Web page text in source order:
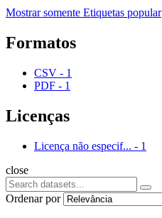
Mostrar somente Etiquetas popular
Formatos
CSV - 1
PDF - 1
Licenças
Licença não especif... - 1
close
Ordenar por